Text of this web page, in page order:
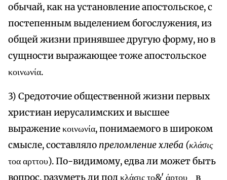
обычай, как на установление апостольское, с
постепенным выделением богослужения, из
общей жизни принявшее другую форму, но в
сущности выражающее тоже апостольское
κοινωνία.
3) Средоточие общественной жизни первых
христиан иерусалимских и высшее
выражение κοινωνία, понимаемого в широком
смысле, составляло преломление хлеба (κλάσις
τοα αρττου). По-видимому, едва ли может быть
вопрос, разуметь ли под κλάσις το&' άρτου в